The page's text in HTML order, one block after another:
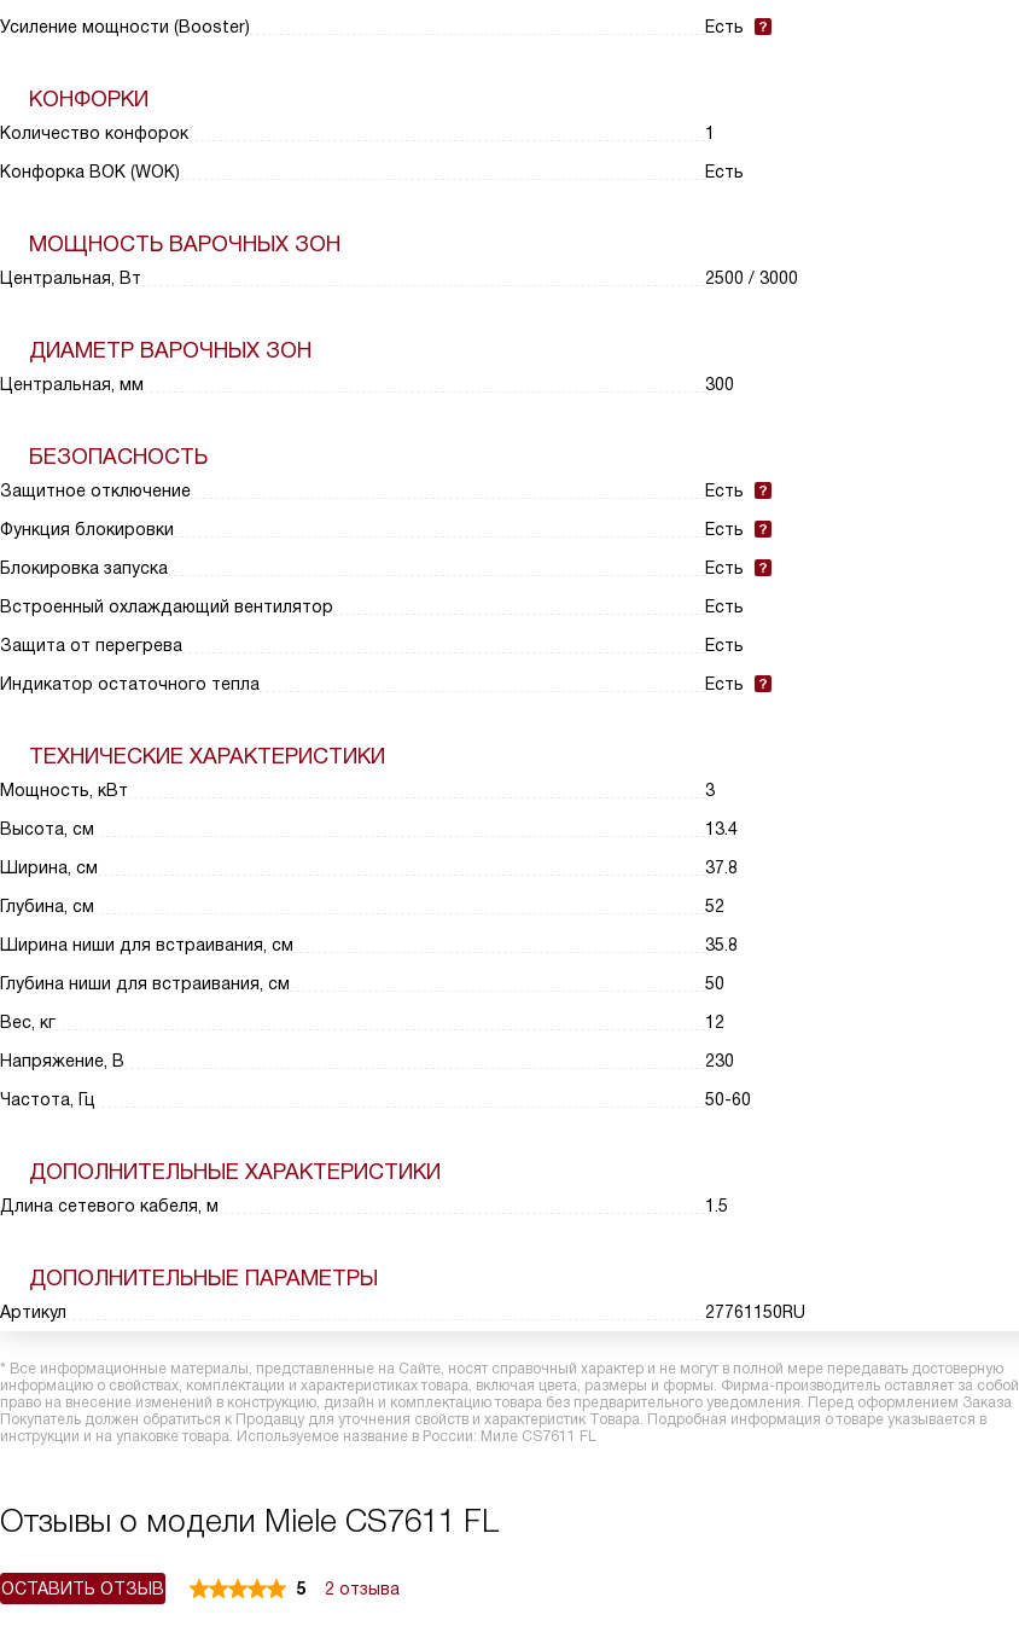
Усиление мощности (Booster)
Есть
КОНФОРКИ
Количество конфорок
1
Конфорка ВОК (WOK)
Есть
МОЩНОСТЬ ВАРОЧНЫХ ЗОН
Центральная, Вт 2500 / 3000
ДИАМЕТР ВАРОЧНЫХ ЗОН
Центральная, мм 300
БЕЗОПАСНОСТЬ
Защитное отключение
Есть
Функция блокировки
Есть
Блокировка запуска
Есть
Встроенный охлаждающий вентилятор
Есть
Защита от перегрева
Есть
Индикатор остаточного тепла
Есть
ТЕХНИЧЕСКИЕ ХАРАКТЕРИСТИКИ
Мощность, кВт
3
Высота, см
13.4
Ширина, см
37.8
Глубина, см
52
Ширина ниши для встраивания, см
35.8
Глубина ниши для встраивания, см
50
Вес, кг
12
Напряжение, В
230
Частота, Гц
50-60
ДОПОЛНИТЕЛЬНЫЕ ХАРАКТЕРИСТИКИ
Длина сетевого кабеля, м 1.5
ДОПОЛНИТЕЛЬНЫЕ ПАРАМЕТРЫ
Артикул 27761150RU
* Все информационные материалы, представленные на Сайте, носят справочный характер и не могут в полной мере передавать достоверную
информацию о свойствах, комплектации и характеристиках товара, включая цвета, размеры и формы. Фирма-производитель оставляет за собой
право на внесение изменений в конструкцию, дизайн и комплектацию товара без предварительного уведомления. Перед оформлением Заказа
Покупатель должен обратиться к Продавцу для уточнения свойств и характеристик Товара. Подробная информация о товаре указывается в
инструкции и на упаковке товара. Используемое название в России: Миле CS7611 FL
Отзывы о модели Miele CS7611 FL
5 2 отзыва
ОСТАВИТЬ ОТЗЫВ